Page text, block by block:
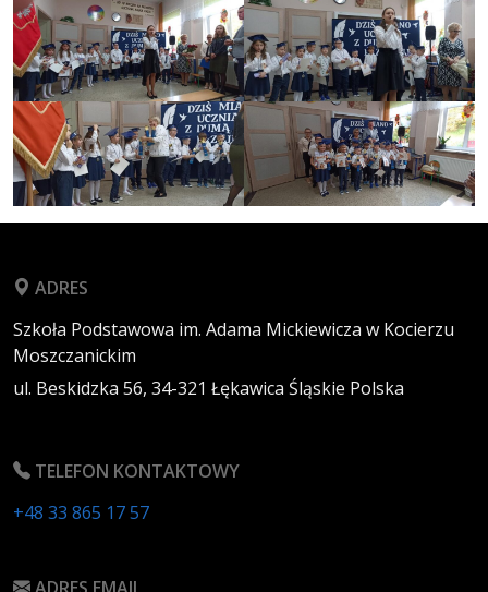
ADRES
Szkoła Podstawowa im. Adama Mickiewicza w Kocierzu
Moszczanickim
ul. Beskidzka 56, 34-321 Łękawica Śląskie Polska
TELEFON KONTAKTOWY
+48 33 865 17 57
ADRES EMAIL